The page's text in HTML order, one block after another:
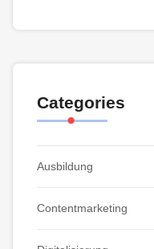
Categories
Ausbildung
Contentmarketing